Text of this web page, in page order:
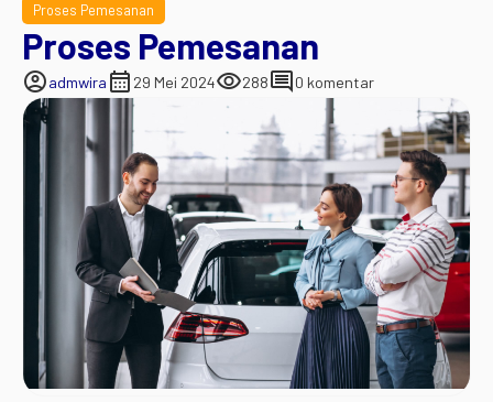
Proses Pemesanan
Proses Pemesanan
account_circleadmwira calendar_month 29 Mei 2024visibility288comment0 komentar